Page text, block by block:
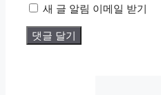
새 글 알림 이메일 받기